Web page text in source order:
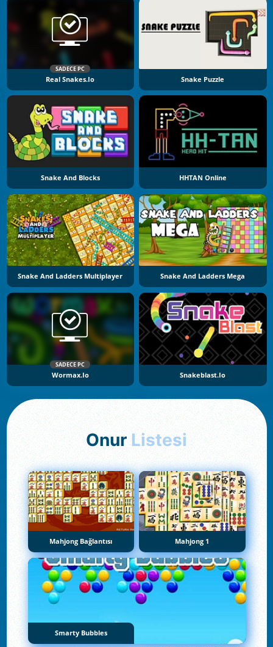
SADECE PC
Real Snakes.io Snake Puzzle
Snake And Blocks HHTAN Online
Snake And Ladders Multiplayer Snake And Ladders Mega
SADECE PC
Wormax.io Snakeblast.io
Onur Listesi
Mahjong Bağlantısı Mahjong 1
Smarty Bubbles